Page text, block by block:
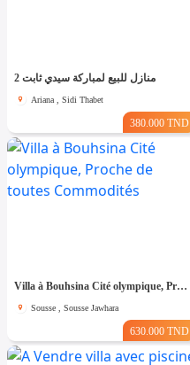
2 منازل للبيع لمباركة سيدي ثابت
Ariana , Sidi Thabet
380.000 TND
Villa à Bouhsina Cité olympique, Proche de toutes Commodités
Sousse , Sousse Jawhara
630.000 TND